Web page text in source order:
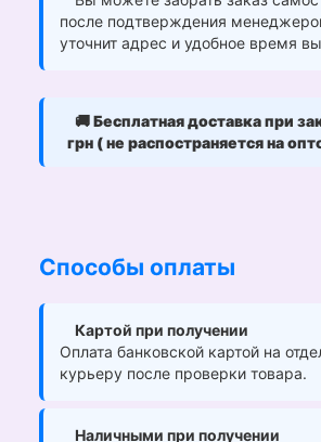
после подтверждения
уточнит адрес и удобное время
🚚Бесплатная доставка при
грн ( не распостраняется на
Способы оплаты
Картой при получении
Оплата банковской картой на
курьеру после проверки товара.
Наличными при получении